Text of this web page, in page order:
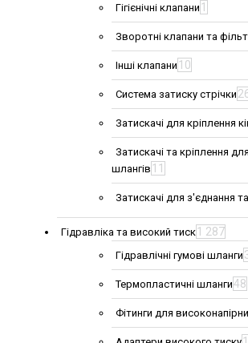
Гігієнічні клапани 1
Зворотні клапани та
Інші клапани 10
Система затиску стрічки
Затискачі для кріплення
Затискачі та кріплення
шлангів 11
Затискачі для з'єднання
Гідравліка та високий тиск 1 287
Гідравлічні гумові шланги
Термопластичні шланги48
Фітинги для